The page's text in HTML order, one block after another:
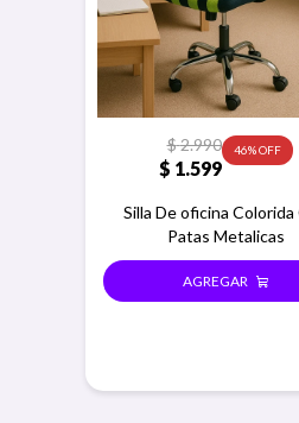
$ 1.599
$2.990 46
Silla De oficina Colorida
Patas Metalicas